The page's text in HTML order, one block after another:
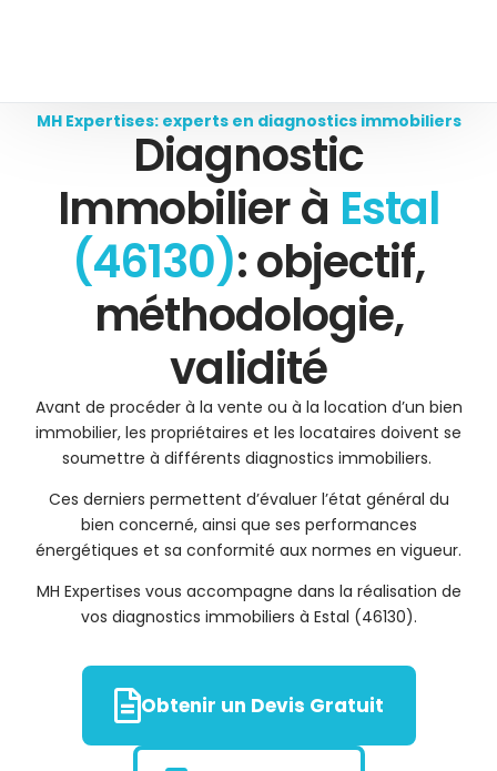
MH Expertises: experts en diagnostics immobiliers
Diagnostic
Immobilier à Estal
(46130): objectif,
méthodologie,
validité
Avant de procéder à la vente ou à la location d’un bien
immobilier, les propriétaires et les locataires doivent se
soumettre à différents diagnostics immobiliers.
Ces derniers permettent d’évaluer l’état général du
bien concerné, ainsi que ses performances
énergétiques et sa conformité aux normes en vigueur.
MH Expertises vous accompagne dans la réalisation de
vos diagnostics immobiliers à Estal (46130).
Obtenir un Devis Gratuit